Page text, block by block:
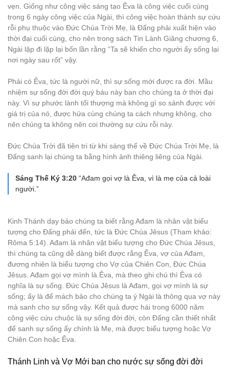
vẹn. Giống như công việc sáng tạo Êva là công việc cuối cùng
trong 6 ngày công việc của Ngài, thì công việc hoàn thành sự cứu
rỗi phụ thuộc vào Đức Chúa Trời Mẹ, là Đấng phải xuất hiện vào
thời đại cuối cùng, cho nên trong sách Tin Lành Giăng chương 6,
Ngài lặp đi lặp lại bốn lần rằng “Ta sẽ khiến cho người ấy sống lại
nơi ngày sau rốt” vậy.
Phải có Êva, tức là người nữ, thì sự sống mới được ra đời. Mầu
nhiệm sự sống đời đời quý báu này ban cho chúng ta ở thời đại
này. Vì sự phước lành tối thượng mà không gì so sánh được với
giá trị của nó, được hứa cùng chúng ta cách nhưng không, cho
nên chúng ta không nên coi thường sự cứu rỗi này.
Đức Chúa Trời đã tiên tri từ khi sáng thế về Đức Chúa Trời Mẹ, là
Đấng sanh lại chúng ta bằng hình ảnh thiêng liêng của Ngài.
Sáng Thế Ký 3:20 “Ađam gọi vợ là Êva, vì là mẹ của cả loài
người.”
Kinh Thánh dạy bảo chúng ta biết rằng Ađam là nhân vật biểu
tượng cho Đấng phải đến, tức là Đức Chúa Jêsus (Tham khảo:
Rôma 5:14). Ađam là nhân vật biểu tượng cho Đức Chúa Jêsus,
thì chúng ta cũng dễ dàng biết được rằng Êva, vợ của Ađam,
đương nhiên là biểu tượng cho Vợ của Chiên Con, Đức Chúa
Jêsus. Ađam gọi vợ mình là Êva, mà theo ghi chú thì Êva có
nghĩa là sự sống. Đức Chúa Jêsus là Ađam, gọi vợ mình là sự
sống; ấy là để mách bảo cho chúng ta ý Ngài là thông qua vợ này
mà sanh cho sự sống vậy. Kết quả được hái trong 6000 năm
công việc cứu chuộc là sự sống đời đời, còn Đấng cần thiết nhất
để sanh sự sống ấy chính là Mẹ, mà được biểu tượng hoặc Vợ
Chiên Con hoặc Êva.
Thánh Linh và Vợ Mới ban cho nước sự sống đời đời